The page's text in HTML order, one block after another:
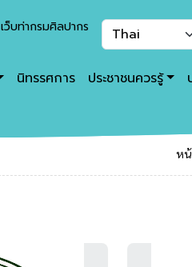
เว็บท่ากรมศิลปากร
นิทรรศการ ประชาชนควรรู้
หน้